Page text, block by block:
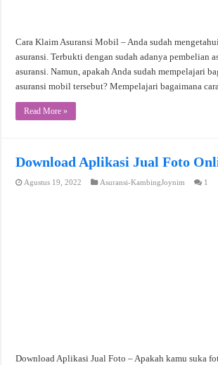
Cara Klaim Asuransi Mobil – Anda sudah
asuransi. Terbukti dengan sudah adanya pembelian
asuransi. Namun, apakah Anda sudah mempelajari
asuransi mobil tersebut? Mempelajari bagaimana
Read More »
Download Aplikasi Jual Foto
Agustus 19, 2022 Asuransi-KambingJoynim 1
Download Aplikasi Jual Foto – Apakah kamu suka